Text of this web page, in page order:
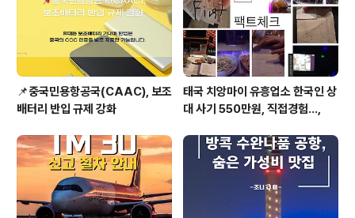
📌중국민용항공국(CAAC), 보조
배터리 반입 규제 강화
태국 치앙마이 유흥업소 한국인 상
대 사기 550만원, 직접경험...,